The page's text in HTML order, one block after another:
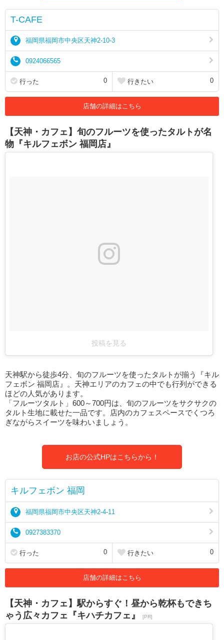
T-CAFE
福岡県福岡市中央区天神2-10-3
0924066565
行った 0 行きたい 0
店舗の詳細はこちら
【天神・カフェ】旬のフルーツを使ったタルトが名
物『キルフェボン 福岡店』
投稿を見る
天神駅から徒歩4分、旬のフルーツを使ったタルトが揃う『キル
フェボン 福岡店』。天神エリアのカフェの中でも行列ができる
ほどの人気があります。
「フルーツタルト」600～700円は、旬のフルーツをサクサクの
タルト生地に載せた一品です。店内のカフェスペースでくつろ
ぎながらスイーツを味わいましょう。
お店の公式HPはこちらから！
キルフェボン 福岡
福岡県福岡市中央区天神2-4-11
0927383370
行った 0 行きたい 0
店舗の詳細はこちら
【天神・カフェ】駅からすぐ！昼から乾杯もできち
ゃう広々カフェ『キハチカフェ』
[PR]